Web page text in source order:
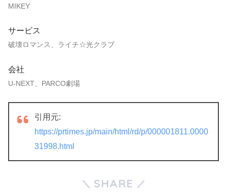
MIKEY
サービス
破壊ロマンス、ライチ☆光クラブ
会社
U-NEXT、PARCO劇場
引用元:
https://prtimes.jp/main/html/rd/p/000001811.0000
31998.html
SHARE